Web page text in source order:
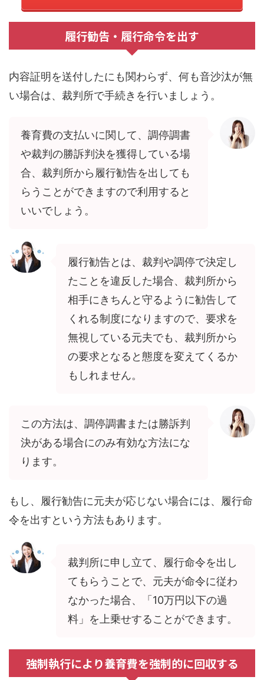
履行勧告・履行命令を出す
内容証明を送付したにも関わらず、何も音沙汰が無
い場合は、裁判所で手続きを行いましょう。
養育費の支払いに関して、調停調書
や裁判の勝訴判決を獲得している場
合、裁判所から履行勧告を出しても
らうことができますので利用すると
いいでしょう。
履行勧告とは、裁判や調停で決定し
たことを違反した場合、裁判所から
相手にきちんと守るように勧告して
くれる制度になりますので、要求を
無視している元夫でも、裁判所から
の要求となると態度を変えてくるか
もしれません。
この方法は、調停調書または勝訴判
決がある場合にのみ有効な方法にな
ります。
もし、履行勧告に元夫が応じない場合には、履行命
令を出すという方法もあります。
裁判所に申し立て、履行命令を出し
てもらうことで、元夫が命令に従わ
なかった場合、「10万円以下の過
料」を上乗せすることができます。
強制執行により養育費を強制的に回収する